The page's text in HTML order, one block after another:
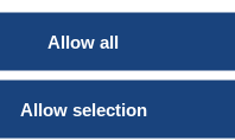
Allow all
Allow selection
(m/w/d) unser
Teams am Standort in
engagierten und motivierten